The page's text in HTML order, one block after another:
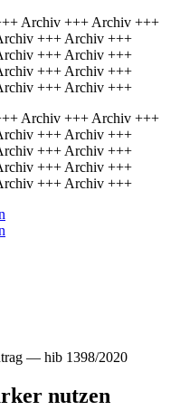
Archiv +++ Archiv +++
+++ Archiv +++
+++ Archiv +++
+++ Archiv +++
+++ Archiv +++
Archiv +++ Archiv +++
+++ Archiv +++
+++ Archiv +++
+++ Archiv +++
+++ Archiv +++
— hib 1398/2020
nutzen